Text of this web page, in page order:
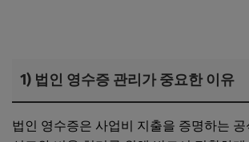
1) 법인 영수증 관리가 중요한 이유
법인 영수증은 사업비 지출을 증명하는